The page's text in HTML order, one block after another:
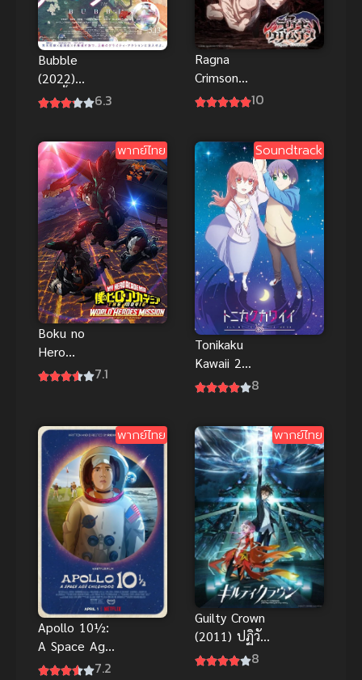
Bubble
(2022)
บับเบิ้ล พากย์
6.3
Ragna
Crimson
(2023)
10
พากย์ไทย
Boku no
Hero
Academia
Heroes’
Mission มายฮี
โร อะคาเดเมีย
เดอะมูฟวี่ รวม
พลฮีโร่กู้วิกฤต
โลก พากย์ไทย
HD
7.1
Soundtrack
Tonikaku
Kawaii 2
(2023) จะยัง
8
พากย์ไทย
Apollo 10½:
A Space Age
Childhood วัย
7.2
พากย์ไทย
Guilty Crown
(2011) ปฏิวัติ
หัตถ์ราชัน8